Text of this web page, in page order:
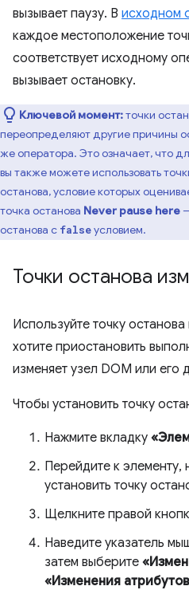
вызывает паузу. В исходном
каждое местоположение
соответствует исходному
вызывает остановку.
Ключевой момент:точки
переопределяют другие причины
же оператора. Это означает, что
вы также можете использовать
останова, условие которых
точка останова Never pause here
останова с falseусловием.
Точки останова
Используйте точку
хотите приостановить
изменяет узел DOM или его
Чтобы установить точку
Нажмите вкладку
Перейдите к элементу,
установить точку
Щелкните правой
Наведите указатель
затем выберите
«Изменения